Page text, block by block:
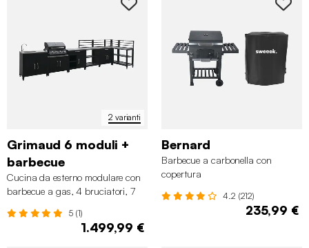
2 varianti
Grimaud 6 moduli +
barbecue
Cucina da esterno modulare con
barbecue a gas, 4 bruciatori, 7
5 (1)
1.499,99 €
Bernard
Barbecue a carbonella con
copertura
4.2 (212)
235,99 €